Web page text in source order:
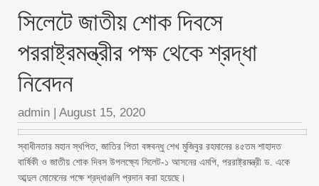
সিলেটে জাতীয় শোক দিবসে
পররাষ্ট্রমন্ত্রীর পক্ষ থেকে শ্রদ্ধা
নিবেদন
admin | August 15, 2020
স্বাধীনতার মহান স্থপিত, জাতির পিতা বঙ্গবন্ধু শেখ মুজিবুর রহমানের ৪৫তম শাহাদত
বার্ষিকী ও জাতীয় শোক দিবস উপলক্ষ্যে সিলেট-১ আসনের এমপি, পররাষ্ট্রমন্ত্রী ড. একে
আব্দুল মোমেনের পক্ষে শ্রদ্ধাঞ্জলি প্রদান করা হয়েছে।